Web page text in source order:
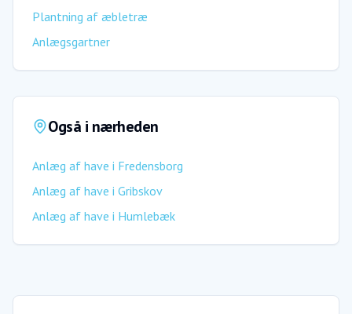
Plantning af æbletræ
Anlægsgartner
Også i nærheden
Anlæg af have i Fredensborg
Anlæg af have i Gribskov
Anlæg af have i Humlebæk